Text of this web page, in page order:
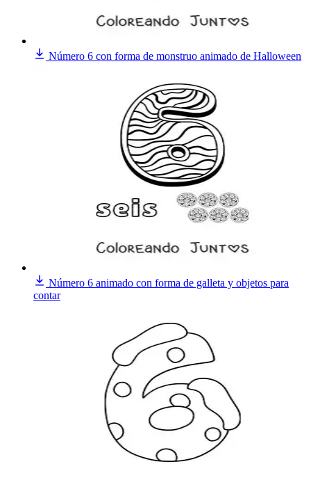
Número 6 con forma de monstruo animado de Halloween
Número 6 animado con forma de galleta y objetos para
contar